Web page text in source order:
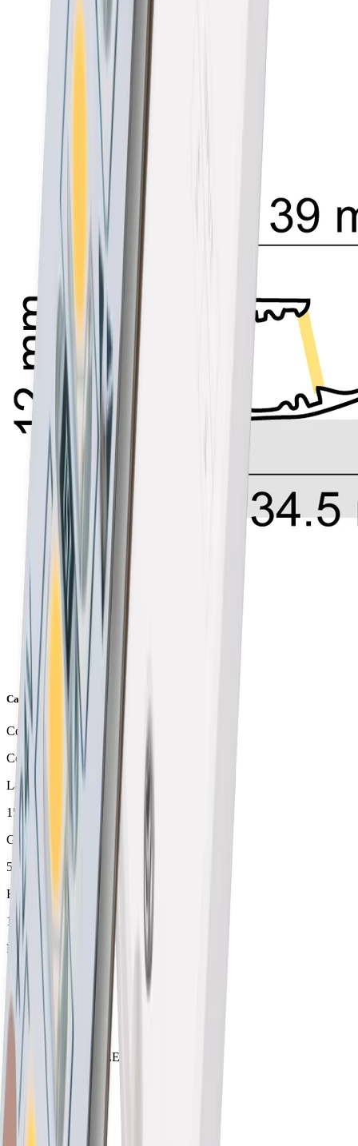
Caractéristiques de l'article
Couleur
Couleur alu
Largeur
150 - 5000 mm
Garantie
5 Jahre
Hauteur
13 mm
Largeur
39 mm
Largeur de montage
34.5 mm
Largeur max. pour LED
11.4 mm
Matériel
Aluminium